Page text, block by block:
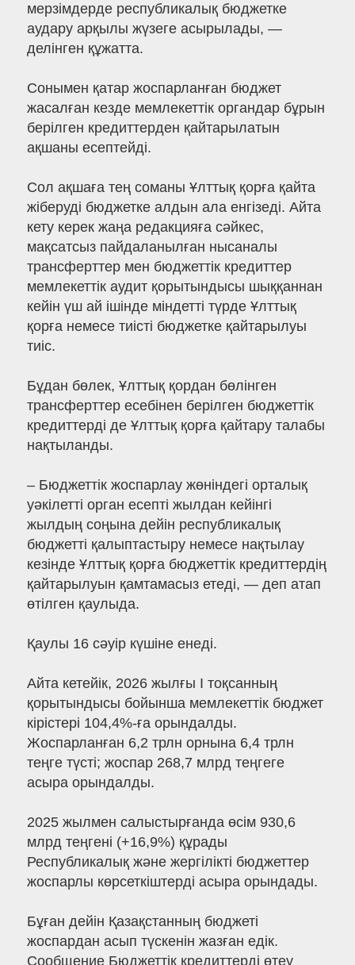
мерзімдерде республикалық бюджетке
аудару арқылы жүзеге асырылады, —
делінген құжатта.
Сонымен қатар жоспарланған бюджет
жасалған кезде мемлекеттік органдар бұрын
берілген кредиттерден қайтарылатын
ақшаны есептейді.
Сол ақшаға тең соманы Ұлттық қорға қайта
жіберуді бюджетке алдын ала енгізеді. Айта
кету керек жаңа редакцияға сәйкес,
мақсатсыз пайдаланылған нысаналы
трансферттер мен бюджеттік кредиттер
мемлекеттік аудит қорытындысы шыққаннан
кейін үш ай ішінде міндетті түрде Ұлттық
қорға немесе тиісті бюджетке қайтарылуы
тиіс.
Бұдан бөлек, Ұлттық қордан бөлінген
трансферттер есебінен берілген бюджеттік
кредиттерді де Ұлттық қорға қайтару талабы
нақтыланды.
– Бюджеттік жоспарлау жөніндегі орталық
уәкілетті орган есепті жылдан кейінгі
жылдың соңына дейін республикалық
бюджетті қалыптастыру немесе нақтылау
кезінде Ұлттық қорға бюджеттік кредиттердің
қайтарылуын қамтамасыз етеді, — деп атап
өтілген қаулыда.
Қаулы 16 сәуір күшіне енеді.
Айта кетейік, 2026 жылғы I тоқсанның
қорытындысы бойынша мемлекеттік бюджет
кірістері 104,4%-ға орындалды.
Жоспарланған 6,2 трлн орнына 6,4 трлн
теңге түсті; жоспар 268,7 млрд теңгеге
асыра орындалды.
2025 жылмен салыстырғанда өсім 930,6
млрд теңгені (+16,9%) құрады
Республикалық және жергілікті бюджеттер
жоспарлы көрсеткіштерді асыра орындады.
Бұған дейін Қазақстанның бюджеті
жоспардан асып түскенін жазған едік.
Сообщение Бюджеттік кредиттерді өтеу